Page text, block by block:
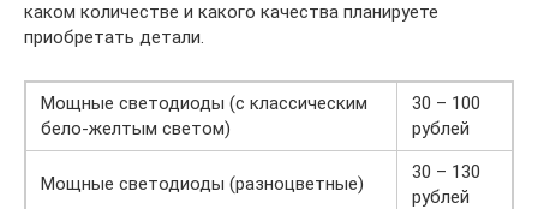
каком количестве и какого качества планируете
приобретать детали.
Мощные светодиоды (с классическим
бело-желтым светом)
30 – 100
рублей
Мощные светодиоды (разноцветные)
30 – 130
рублей